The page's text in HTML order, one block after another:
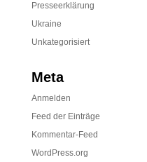
Presseerklärung
Ukraine
Unkategorisiert
Meta
Anmelden
Feed der Einträge
Kommentar-Feed
WordPress.org